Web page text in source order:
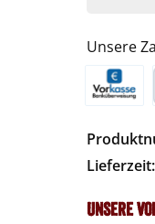
Unsere
Lieferzeit:
Unsere